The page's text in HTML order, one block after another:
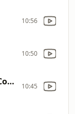
10:56
10:50
Hagamos Lo Que Diga el Corazón 10:45